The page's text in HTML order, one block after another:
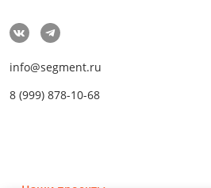
info@segment.ru
8 (999) 878-10-68